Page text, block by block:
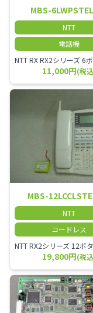
MBS-
NTT
電話機
11,000円(税
MBS-
NTT
コードレス
19,800円(税